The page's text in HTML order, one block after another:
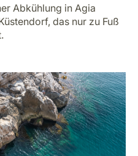
Abkühlung in Agia
das nur zu Fuß